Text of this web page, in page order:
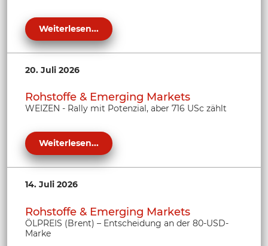
Weiterlesen...
20. Juli 2026
Rohstoffe & Emerging Markets
WEIZEN - Rally mit Potenzial, aber 716 USc zählt
Weiterlesen...
14. Juli 2026
Rohstoffe & Emerging Markets
ÖLPREIS (Brent) – Entscheidung an der 80-USD-
Marke